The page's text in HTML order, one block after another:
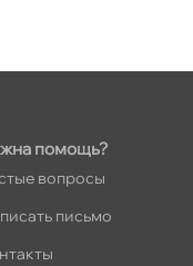
помощь?
вопросы
письмо